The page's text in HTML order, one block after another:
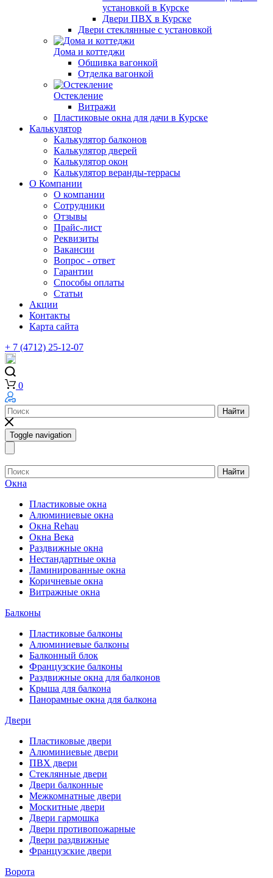
установкой в Курске
Двери ПВХ в Курске
Двери стеклянные с установкой
Дома и коттеджи
Обшивка вагонкой
Отделка вагонкой
Остекление
Витражи
Пластиковые окна для дачи в Курске
Калькулятор
Калькулятор балконов
Калькулятор дверей
Калькулятор окон
Калькулятор веранды-террасы
О Компании
О компании
Сотрудники
Отзывы
Прайс-лист
Реквизиты
Вакансии
Вопрос - ответ
Гарантии
Способы оплаты
Статьи
Акции
Контакты
Карта сайта
+ 7 (4712) 25-12-07
0
Найти
Toggle navigation
Найти
Окна
Пластиковые окна
Алюминиевые окна
Окна Rehau
Окна Века
Раздвижные окна
Нестандартные окна
Ламинированные окна
Коричневые окна
Витражные окна
Балконы
Пластиковые балконы
Алюминиевые балконы
Балконный блок
Французские балконы
Раздвижные окна для балконов
Крыша для балкона
Панорамные окна для балкона
Двери
Пластиковые двери
Алюминиевые двери
ПВХ двери
Стеклянные двери
Двери балконные
Межкомнатные двери
Москитные двери
Двери гармошка
Двери противопожарные
Двери раздвижные
Французские двери
Ворота